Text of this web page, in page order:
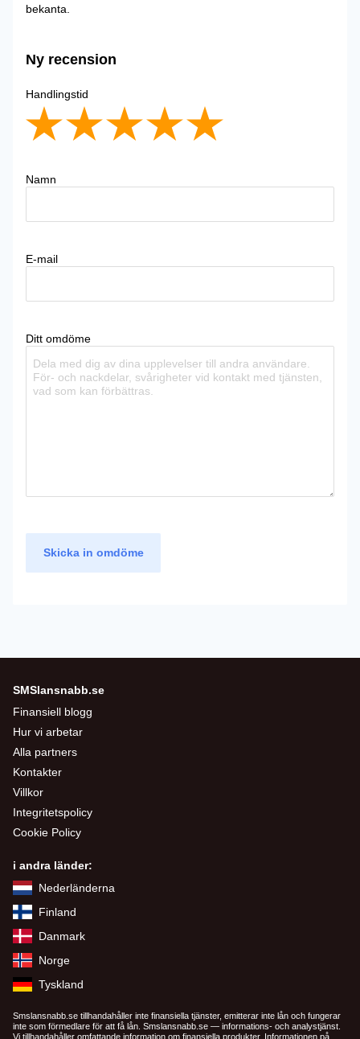
bekanta.
Ny recension
Handlingstid
Namn
E-mail
Ditt omdöme
Skicka in omdöme
SMSlansnabb.se
Finansiell blogg
Hur vi arbetar
Alla partners
Kontakter
Villkor
Integritetspolicy
Cookie Policy
i andra länder:
Nederländerna
Finland
Danmark
Norge
Tyskland
Smslansnabb.se tillhandahåller inte finansiella tjänster, emitterar inte lån och fungerar
inte som förmedlare för att få lån. Smslansnabb.se — informations- och analystjänst.
Vi tillhandahåller omfattande information om finansiella produkter. Informationen på